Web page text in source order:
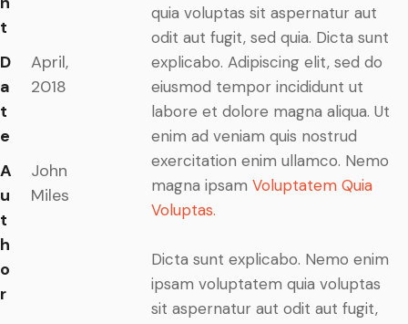
t
D
a
t
e
April,
2018
A
u
t
h
o
r
John
Miles
quia voluptas sit aspernatur aut
odit aut fugit, sed quia. Dicta sunt
explicabo. Adipiscing elit, sed do
eiusmod tempor incididunt ut
labore et dolore magna aliqua. Ut
enim ad veniam quis nostrud
exercitation enim ullamco. Nemo
magna ipsam Voluptatem Quia
Voluptas.
Dicta sunt explicabo. Nemo enim
ipsam voluptatem quia voluptas
sit aspernatur aut odit aut fugit,